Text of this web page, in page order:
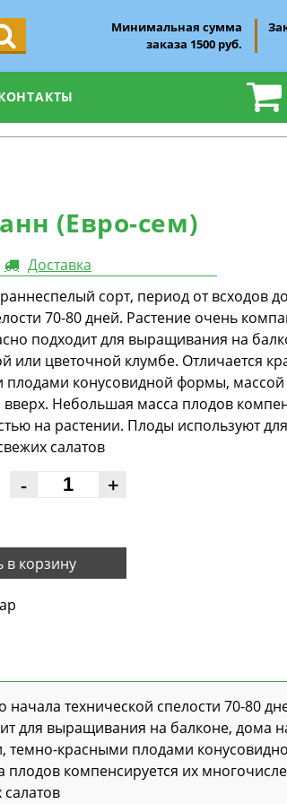
Минимальная сумма
заказа 1500 руб.
(Евро-сем)
Доставка
сорт, период от всходов
70-80 дней. Растение очень
подходит для выращивания на
или цветочной клумбе. Отличается
конусовидной формы, массой
Небольшая масса плодов
на растении. Плоды используют для
салатов
- +
в корзину
технической спелости 70-80
для выращивания на балконе, дома
темно-красными плодами
компенсируется их